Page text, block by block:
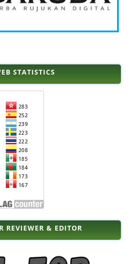
STATISTICS
REVIEWER & EDITOR